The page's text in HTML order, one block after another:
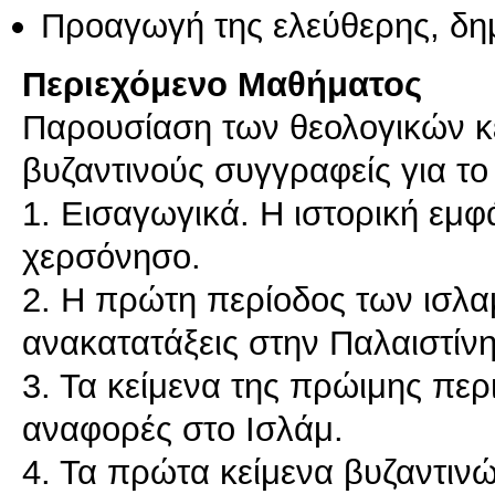
Προαγωγή της ελεύθερης,
Περιεχόμενο Μαθήματος
Παρουσίαση των θεολογικών
βυζαντινούς συγγραφείς για
1. Εισαγωγικά. Η ιστορική
χερσόνησο.
2. Η πρώτη περίοδος των
ανακατατάξεις στην
3. Τα κείμενα της πρώιμης
αναφορές στο Ισλάμ.
4. Τα πρώτα κείμενα